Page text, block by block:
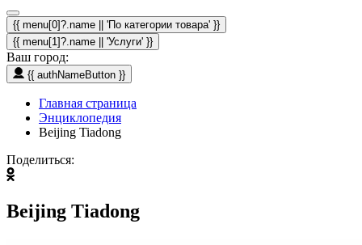
{{ menu[0]?.name || 'По категории товара' }}
{{ menu[1]?.name || 'Услуги' }}
Ваш город:
{{ authNameButton }}
Главная страница
Энциклопедия
Beijing Tiadong
Поделиться:
Beijing Tiadong